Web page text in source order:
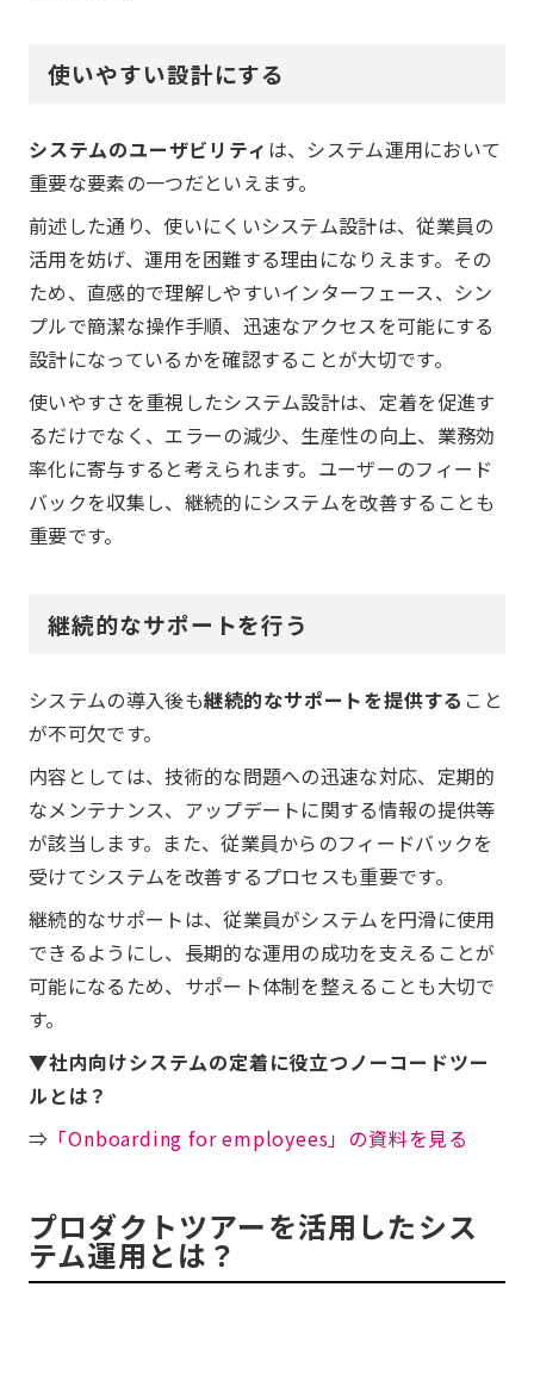
使いやすい設計にする
システムのユーザビリティ は、システム運用において
重要な要素の一つだといえます。
前述した通り、使いにくいシステム設計は、従業員の
活用を妨げ、運用を困難する理由になりえます。その
ため、直感的で理解しやすいインターフェース、シン
プルで簡潔な操作手順、迅速なアクセスを可能にする
設計になっているかを確認することが大切です。
使いやすさを重視したシステム設計は、定着を促進す
るだけでなく、エラーの減少、生産性の向上、業務効
率化に寄与すると考えられます。ユーザーのフィード
バックを収集し、継続的にシステムを改善することも
重要です。
継続的なサポートを行う
システムの導入後も継続的なサポートを提供する こと
が不可欠です。
内容としては、技術的な問題への迅速な対応、定期的
なメンテナンス、アップデートに関する情報の提供等
が該当します。また、従業員からのフィードバックを
受けてシステムを改善するプロセスも重要です。
継続的なサポートは、従業員がシステムを円滑に使用
できるようにし、長期的な運用の成功を支えることが
可能になるため、サポート体制を整えることも大切で
す。
▼社内向けシステムの定着に役立つノーコードツー
ルとは？
⇒ 「Onboarding for employees」の資料を見る
プロダクトツアーを活用したシス
テム運用とは？